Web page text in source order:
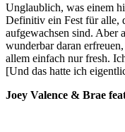
Unglaublich, was einem
Definitiv ein Fest für alle,
aufgewachsen sind. Aber
wunderbar daran
allem einfach nur fresh.
[Und das hatte ich
Joey Valence & Brae